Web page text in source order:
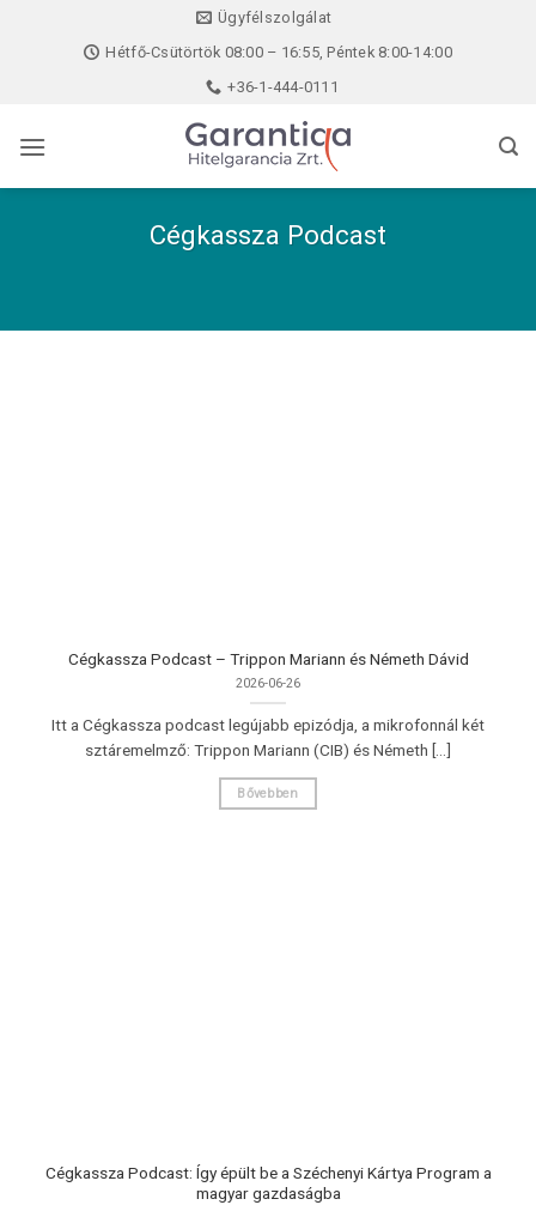
Ügyfélszolgálat
Hétfő-Csütörtök 08:00 – 16:55, Péntek 8:00-14:00
+36-1-444-0111
Cégkassza Podcast
Cégkassza Podcast – Trippon Mariann és Németh Dávid
2026-06-26
Itt a Cégkassza podcast legújabb epizódja, a mikrofonnál két
sztáremelmző: Trippon Mariann (CIB) és Németh [...]
Bővebben
Cégkassza Podcast: Így épült be a Széchenyi Kártya Program a
magyar gazdaságba